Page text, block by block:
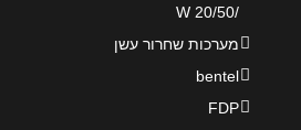
/20/50 W
מערכות שחרור עשן
bentel
FDP